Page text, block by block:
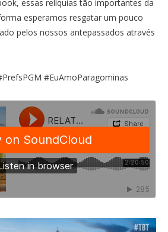
essas relíquias tão importantes da
esperamos resgatar um pouco
pelos nossos antepassados através
#EuAmoParagominas